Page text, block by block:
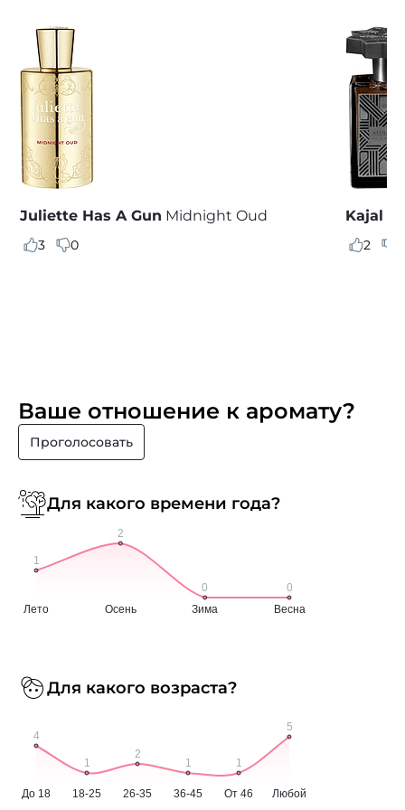
Juliette Has A Gun Midnight Oud
3 0
Kajal
2
Ваше отношение к аромату?
Проголосовать
Для какого времени года?
Для какого возраста?